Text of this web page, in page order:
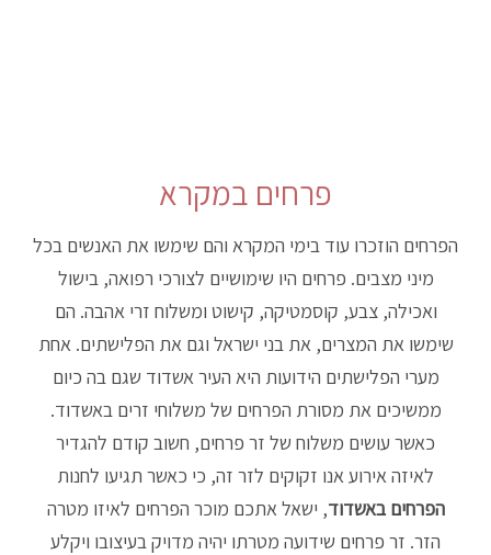
פרחים במקרא
הפרחים הוזכרו עוד בימי המקרא והם שימשו את האנשים בכל
מיני מצבים. פרחים היו שימושיים לצורכי רפואה, בישול
ואכילה, צבע, קוסמטיקה, קישוט ומשלוח זרי אהבה. הם
שימשו את המצרים, את בני ישראל וגם את הפלישתים. אחת
מערי הפלישתים הידועות היא העיר אשדוד שגם בה כיום
ממשיכים את מסורת הפרחים של משלוחי זרים באשדוד.
כאשר עושים משלוח של זר פרחים, חשוב קודם להגדיר
לאיזה אירוע אנו זקוקים לזר זה, כי כאשר תגיעו לחנות
הפרחים באשדוד, ישאל אתכם מוכר הפרחים לאיזו מטרה
הזר. זר פרחים שידועה מטרתו יהיה מדויק בעיצובו ויקלע